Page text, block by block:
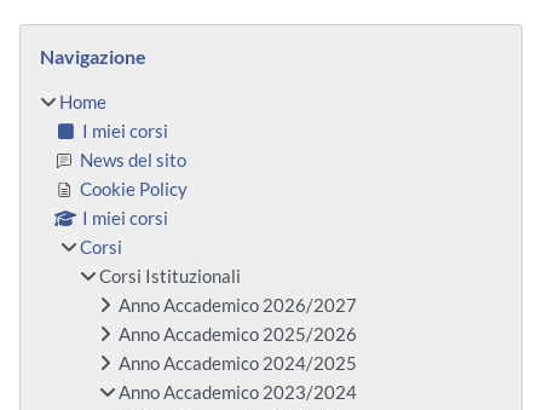
Blocchi
Navigazione
Home
I miei corsi
News del sito
Cookie Policy
I miei corsi
Corsi
Corsi Istituzionali
Anno Accademico 2026/2027
Anno Accademico 2025/2026
Anno Accademico 2024/2025
Anno Accademico 2023/2024